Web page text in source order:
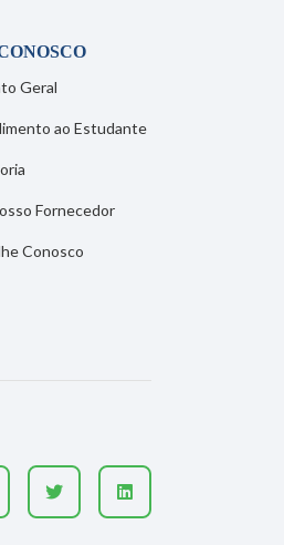
Geral
ao Estudante
Fornecedor
Conosco